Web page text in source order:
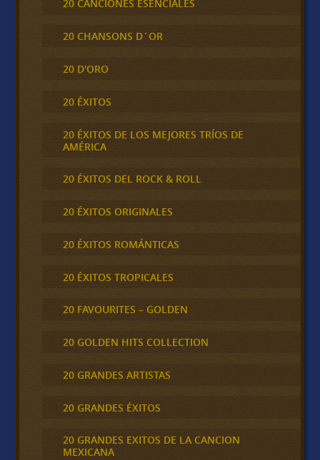
20 CANCIONES ESENCIALES
20 CHANSONS D´OR
20 D'ORO
20 ÉXITOS
20 ÉXITOS DE LOS MEJORES TRÍOS DE
AMÉRICA
20 ÉXITOS DEL ROCK & ROLL
20 ÉXITOS ORIGINALES
20 ÉXITOS ROMÁNTICAS
20 ÉXITOS TROPICALES
20 FAVOURITES – GOLDEN
20 GOLDEN HITS COLLECTION
20 GRANDES ARTISTAS
20 GRANDES ÉXITOS
20 GRANDES EXITOS DE LA CANCION
MEXICANA